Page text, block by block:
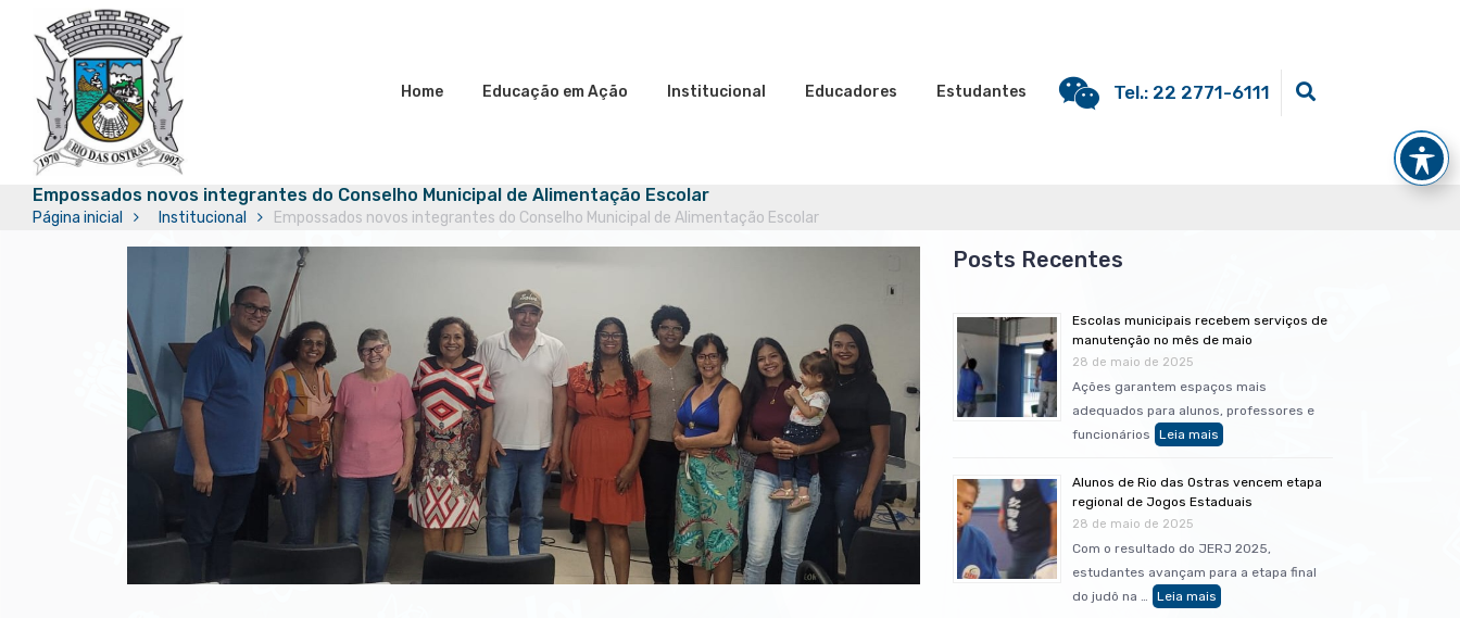
Home Educação em Ação Institucional Educadores Estudantes Tel.: 22 2771-6111
Empossados novos integrantes do Conselho Municipal de Alimentação Escolar
Página inicial Institucional Empossados novos integrantes do Conselho Municipal de Alimentação Escolar
Escolas municipais recebem serviços de
manutenção no mês de maio
28 de maio de 2025
Ações garantem espaços mais
adequados para alunos, professores e
funcionários
Alunos de Rio das Ostras vencem etapa
regional de Jogos Estaduais
28 de maio de 2025
Com o resultado do JERJ 2025,
estudantes avançam para a etapa final
do judô na …